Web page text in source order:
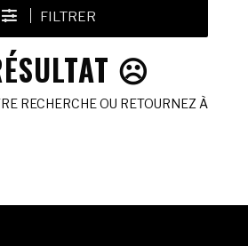
FILTRER
☹️
RECHERCHE OU RETOURNEZ À